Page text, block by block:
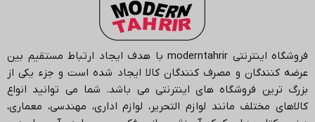
فروشگاه اینترنتی moderntahrir با هدف ایجاد ارتباط مستقیم بین
عرضه کنندگان و مصرف کنندگان کالا ایجاد شده است و جزء یکی از
بزرگ ترین فروشگاه های اینترنتی می باشد. شما می توانید انواع
کالاهای مختلف مانند لوازم التحریر، لوازم اداری، مهندسی، معماری،